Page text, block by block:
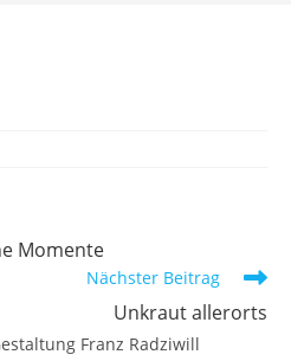
Momente
Nächster Beitrag
Unkraut allerorts
Franz Radziwill